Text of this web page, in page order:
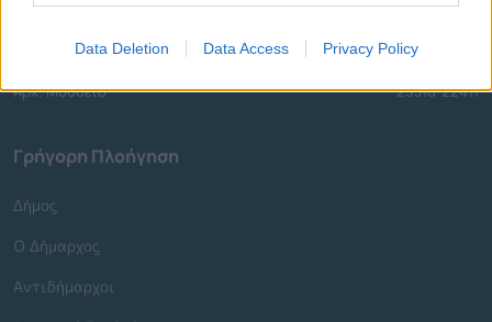
Data Deletion Data Access Privacy Policy
25310-22650
Αρχ. Μουσείο
25310-22411
Γρήγορη Πλοήγηση
Δήμος
Ο Δήμαρχος
Αντιδήμαρχοι